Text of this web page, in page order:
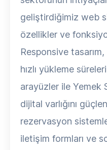
geliştirdiğimiz web
özellikler ve
Responsive
hızlı yükleme
arayüzler ile Yemek
dijital varlığını
rezervasyon
iletişim formları ve